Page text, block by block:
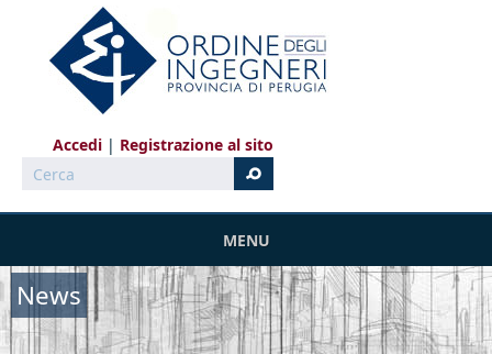
Salta al contenuto principale
Accedi
Registrazione al sito
Cerca
MENU
News